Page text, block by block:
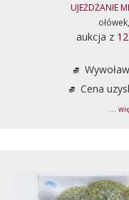
UJEŻDŻANIE
aukcja z
Cena
...